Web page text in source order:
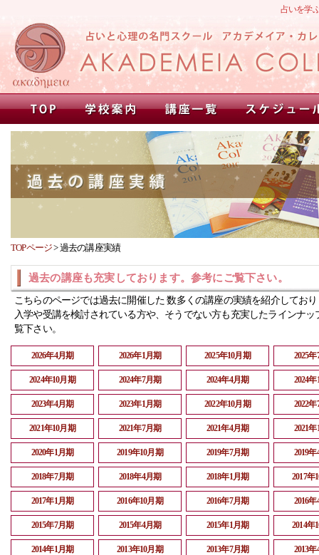
占いを学
TOPページ>過去の講座実績
過去の講座も充実しております。参考にご覧下さい。
こちらのページでは過去に開催した 数多くの講座の実績を紹介してお
入学や受講を検討されている方や、そうでない方も充実したラインナッ
覧下さい。
2026年4月期 2026年1月期 2025年10月期 2025
2024年10月期 2024年7月期 2024年4月期 2024
2023年4月期 2023年1月期 2022年10月期 2022
2021年10月期 2021年7月期 2021年4月期 2021
2020年1月期 2019年10月期 2019年7月期 2019
2018年7月期 2018年4月期 2018年1月期 2017年
2017年1月期 2016年10月期 2016年7月期 2016
2015年7月期 2015年4月期 2015年1月期 2014年
2014年1月期 2013年10月期 2013年7月期 2013